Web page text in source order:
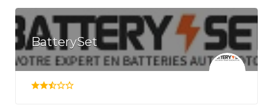
BatterySet